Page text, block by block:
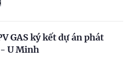
GAS ký kết dự án phát
U Minh